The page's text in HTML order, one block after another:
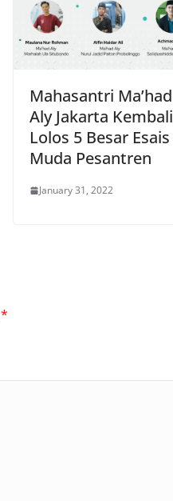
Mahasantri Ma’had
Aly Jakarta Kembali
Lolos 5 Besar Esais
Muda Pesantren
January 31, 2022
*